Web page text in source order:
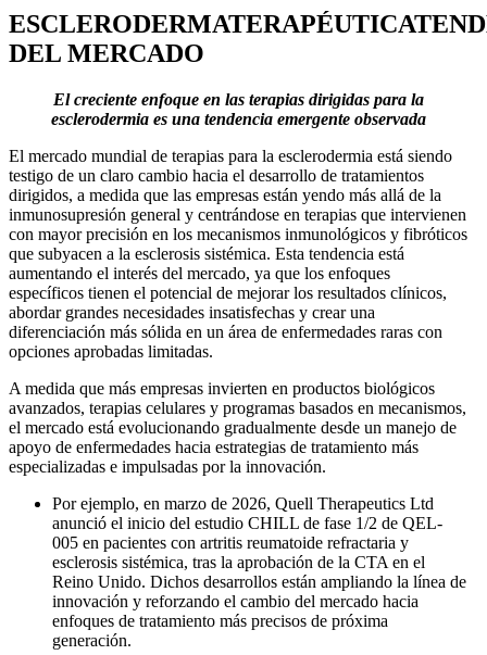
ESCLERODERMATERAPÉUTICA
DEL MERCADO
El creciente enfoque en las terapias dirigidas para la
esclerodermia es una tendencia emergente observada
El mercado mundial de terapias para la esclerodermia está siendo
testigo de un claro cambio hacia el desarrollo de tratamientos
dirigidos, a medida que las empresas están yendo más allá de la
inmunosupresión general y centrándose en terapias que intervienen
con mayor precisión en los mecanismos inmunológicos y fibróticos
que subyacen a la esclerosis sistémica. Esta tendencia está
aumentando el interés del mercado, ya que los enfoques
específicos tienen el potencial de mejorar los resultados clínicos,
abordar grandes necesidades insatisfechas y crear una
diferenciación más sólida en un área de enfermedades raras con
opciones aprobadas limitadas.
A medida que más empresas invierten en productos biológicos
avanzados, terapias celulares y programas basados ​​en mecanismos,
el mercado está evolucionando gradualmente desde un manejo de
apoyo de enfermedades hacia estrategias de tratamiento más
especializadas e impulsadas por la innovación.
Por ejemplo, en marzo de 2026, Quell Therapeutics Ltd
anunció el inicio del estudio CHILL de fase 1/2 de QEL-
005 en pacientes con artritis reumatoide refractaria y
esclerosis sistémica, tras la aprobación de la CTA en el
Reino Unido. Dichos desarrollos están ampliando la línea de
innovación y reforzando el cambio del mercado hacia
enfoques de tratamiento más precisos de próxima
generación.